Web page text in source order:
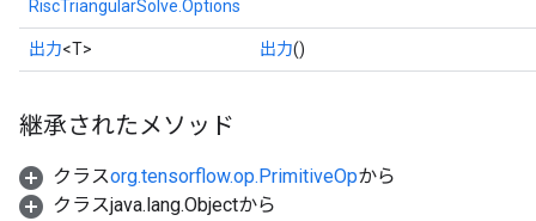
RiscTriangularSolve.Options
出力<T> 出力()
継承されたメソッド
クラスorg.tensorflow.op.PrimitiveOpから
クラスjava.lang.Objectから